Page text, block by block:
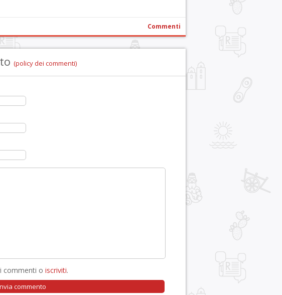
Commenti
(policy dei commenti)
commenti o iscriviti.